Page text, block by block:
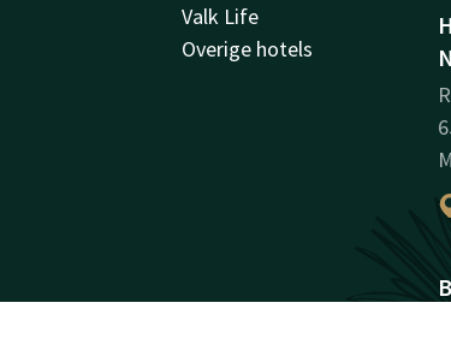
Valk Life
Overige hotels